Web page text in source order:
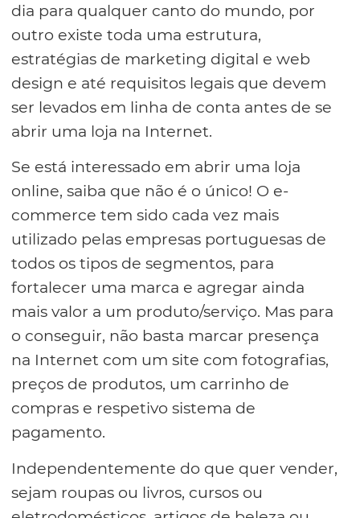
dia para qualquer canto do mundo, por
outro existe toda uma estrutura,
estratégias de marketing digital e web
design e até requisitos legais que devem
ser levados em linha de conta antes de se
abrir uma loja na Internet.
Se está interessado em abrir uma loja
online, saiba que não é o único! O e-
commerce tem sido cada vez mais
utilizado pelas empresas portuguesas de
todos os tipos de segmentos, para
fortalecer uma marca e agregar ainda
mais valor a um produto/serviço. Mas para
o conseguir, não basta marcar presença
na Internet com um site com fotografias,
preços de produtos, um carrinho de
compras e respetivo sistema de
pagamento.
Independentemente do que quer vender,
sejam roupas ou livros, cursos ou